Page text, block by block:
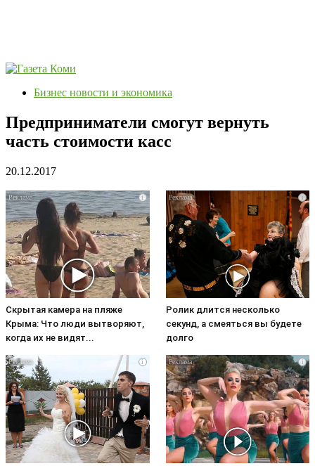
Бизнес новости и экономика
Предприниматели смогут вернуть
часть стоимости касс
20.12.2017
i
Скрытая камера на пляже
Крыма: Что люди вытворяют,
когда их не видят...
i
Ролик длится несколько
секунд, а смеяться вы будете
долго
i i